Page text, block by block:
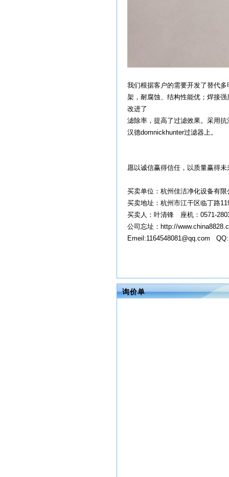
我们根据客户的需要开发了替代
架，耐腐蚀、结构性能优；焊接
改进了
滤除率，提高了过滤效果。采用
汉德domnickhunter过滤器上。
愿以诚信赢得信任，以质量赢得未
买卖单位：杭州佳洁净化设备有
买卖地址：杭州市江干区临丁路
买卖人：叶清锋 座机：0571-
公司忘址：http://
Emeil:1164548081@qq.com
询价单